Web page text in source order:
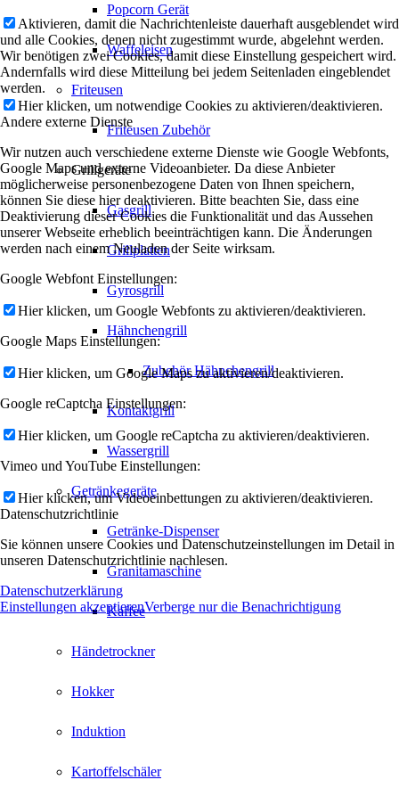
Popcorn Gerät
Waffeleisen
Friteusen
Friteusen Zubehör
Grillgeräte
Gasgrill
Grillplatten
Gyrosgrill
Hähnchengrill
Zubehör Hähnchengrill
Kontaktgrill
Wassergrill
Getränkegeräte
Getränke-Dispenser
Granitamaschine
Kaffee
Händetrockner
Hokker
Induktion
Kartoffelschäler
Aktivieren, damit die Nachrichtenleiste dauerhaft ausgeblendet wird
und alle Cookies, denen nicht zugestimmt wurde, abgelehnt werden.
Wir benötigen zwei Cookies, damit diese Einstellung gespeichert wird.
Andernfalls wird diese Mitteilung bei jedem Seitenladen eingeblendet
werden.
Hier klicken, um notwendige Cookies zu aktivieren/deaktivieren.
Andere externe Dienste
Wir nutzen auch verschiedene externe Dienste wie Google Webfonts,
Google Maps und externe Videoanbieter. Da diese Anbieter
möglicherweise personenbezogene Daten von Ihnen speichern,
können Sie diese hier deaktivieren. Bitte beachten Sie, dass eine
Deaktivierung dieser Cookies die Funktionalität und das Aussehen
unserer Webseite erheblich beeinträchtigen kann. Die Änderungen
werden nach einem Neuladen der Seite wirksam.
Google Webfont Einstellungen:
Hier klicken, um Google Webfonts zu aktivieren/deaktivieren.
Google Maps Einstellungen:
Hier klicken, um Google Maps zu aktivieren/deaktivieren.
Google reCaptcha Einstellungen:
Hier klicken, um Google reCaptcha zu aktivieren/deaktivieren.
Vimeo und YouTube Einstellungen:
Hier klicken, um Videoeinbettungen zu aktivieren/deaktivieren.
Datenschutzrichtlinie
Sie können unsere Cookies und Datenschutzeinstellungen im Detail in
unseren Datenschutzrichtlinie nachlesen.
Datenschutzerklärung
Einstellungen akzeptierenVerberge nur die Benachrichtigung